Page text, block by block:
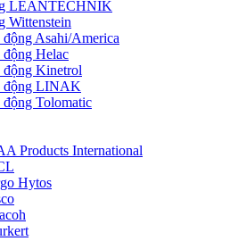
LEANTECHNIK
Wittenstein
Asahi/America
Helac
Kinetrol
động LINAK
Tolomatic
Products International
Hytos